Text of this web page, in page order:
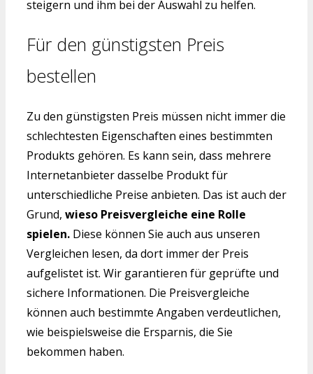
steigern und ihm bei der Auswahl zu helfen.
Für den günstigsten Preis
bestellen
Zu den günstigsten Preis müssen nicht immer die
schlechtesten Eigenschaften eines bestimmten
Produkts gehören. Es kann sein, dass mehrere
Internetanbieter dasselbe Produkt für
unterschiedliche Preise anbieten. Das ist auch der
Grund, wieso Preisvergleiche eine Rolle
spielen. Diese können Sie auch aus unseren
Vergleichen lesen, da dort immer der Preis
aufgelistet ist. Wir garantieren für geprüfte und
sichere Informationen. Die Preisvergleiche
können auch bestimmte Angaben verdeutlichen,
wie beispielsweise die Ersparnis, die Sie
bekommen haben.